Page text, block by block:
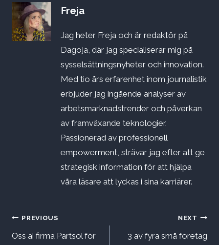
Freja
Jag heter Freja och är redaktör på
Dagoja, där jag specialiserar mig på
sysselsättningsnyheter och innovation.
Med tio års erfarenhet inom journalistik
erbjuder jag ingående analyser av
arbetsmarknadstrender och påverkan
av framväxande teknologier.
Passionerad av professionell
empowerment, strävar jag efter att ge
strategisk information för att hjälpa
våra läsare att lyckas i sina karriärer.
Inläggsnavigering
PREVIOUS
Oss ai firma Partsol för
NEXT
3 av fyra små företag